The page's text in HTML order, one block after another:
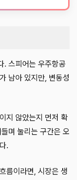
. 스피어는 우주항공
남아 있지만, 변동성
지 않았는지 먼저 확
며 눌리는 구간은 오
.
름이라면, 시장은 생